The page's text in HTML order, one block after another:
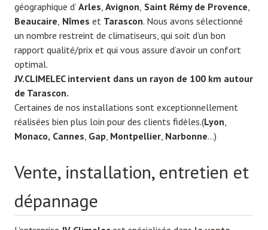
géographique d’ Arles, Avignon, Saint Rémy de Provence,
Beaucaire, Nîmes et Tarascon. Nous avons sélectionné
un nombre restreint de climatiseurs, qui soit d’un bon
rapport qualité/prix et qui vous assure d’avoir un confort
optimal.
JV.CLIMELEC intervient dans un rayon de 100 km autour
de Tarascon.
Certaines de nos installations sont exceptionnellement
réalisées bien plus loin pour des clients fidèles.(Lyon,
Monaco, Cannes, Gap, Montpellier, Narbonne…)
Vente, installation, entretien et
dépannage